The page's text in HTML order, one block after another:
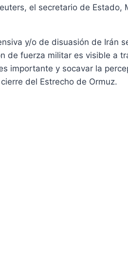
el secretario de
y/o de disuasión de Irán
de fuerza militar es visible a
importante y socavar la
del Estrecho de Ormuz.